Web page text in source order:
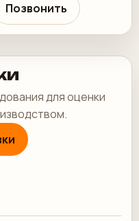
Позвонить
для оценки